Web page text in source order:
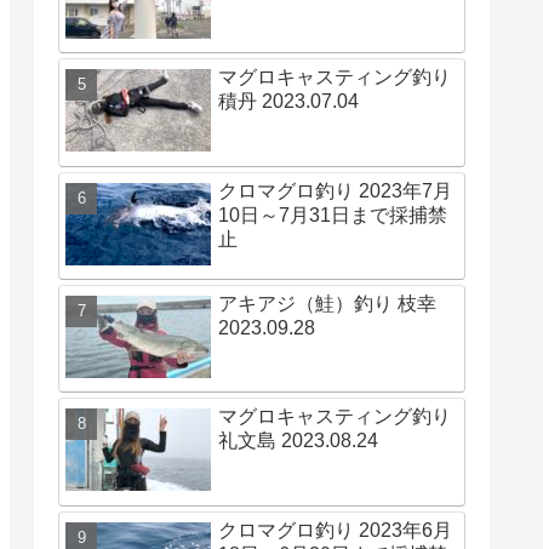
マグロキャスティング釣り
積丹 2023.07.04
クロマグロ釣り 2023年7月
10日～7月31日まで採捕禁
止
アキアジ（鮭）釣り 枝幸
2023.09.28
マグロキャスティング釣り
礼文島 2023.08.24
クロマグロ釣り 2023年6月